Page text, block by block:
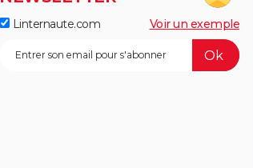
Linternaute.com Voir un exemple